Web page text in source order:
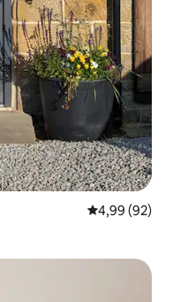
Note
4,99 (92)